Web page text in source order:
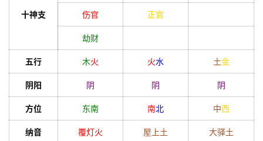
十神支 伤官 正官
劫财
五行 木火 火水 土金
阴阳 阴 阴 阴
方位 东南 南北 中西
纳音 覆灯火 屋上土 大驿土